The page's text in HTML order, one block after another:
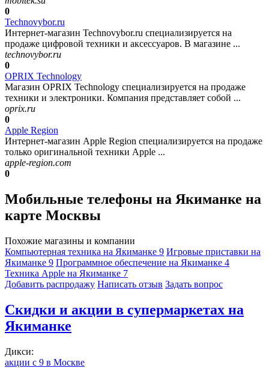
0
Technovybor.ru
Интернет-магазин Technovybor.ru специализируется на
продаже цифровой техники и аксессуаров. В магазине ...
technovybor.ru
0
OPRIX Technology
Магазин OPRIX Technology специализируется на продаже
техники и электроники. Компания представляет собой ...
oprix.ru
0
Apple Region
Интернет-магазин Apple Region специализируется на продаже
только оригинальной техники Apple ...
apple-region.com
0
Мобильные телефоны на Якиманке на
карте Москвы
Похожие магазины и компании
Компьютерная техника на Якиманке 9 Игровые приставки на
Якиманке 9 Программное обеспечение на Якиманке 4
Техника Apple на Якиманке 7
Добавить раcпродажу Написать отзыв Задать вопрос
Скидки и акции в супермаркетах на
Якиманке
Дикси:
акции с 9 в Москве